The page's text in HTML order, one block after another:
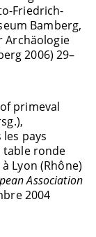
Friedrich-
Bamberg,
Archäologie
2006) 29–
primeval
pays
table ronde
Lyon (Rhône)
Association
2004